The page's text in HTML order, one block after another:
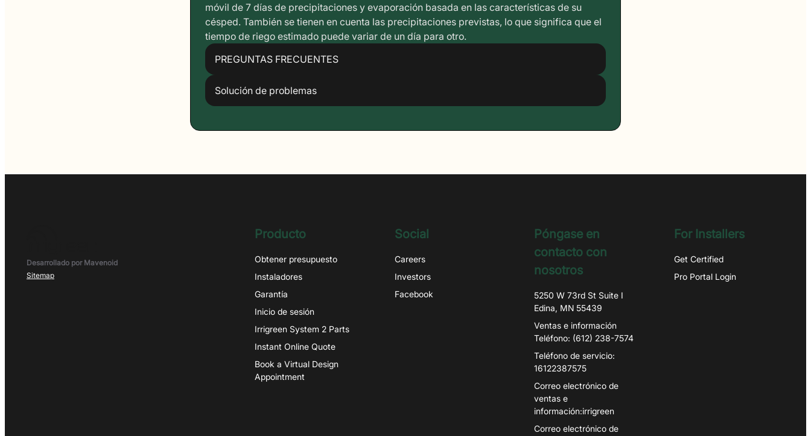
móvil de 7 días de precipitaciones y evaporación basada en las características de su
césped. También se tienen en cuenta las precipitaciones previstas, lo que significa que el
tiempo de riego estimado puede variar de un día para otro.
PREGUNTAS FRECUENTES
Solución de problemas
Desarrollado por Mavenoid
Sitemap
Producto
Obtener presupuesto
Instaladores
Garantía
Inicio de sesión
Irrigreen System 2 Parts
Instant Online Quote
Book a Virtual Design
Appointment
Social
Careers
Investors
Facebook
Póngase en
contacto con
nosotros
5250 W 73rd St Suite I
Edina, MN 55439
Ventas e información
Teléfono: (612) 238-7574
Teléfono de servicio:
16122387575
Correo electrónico de
ventas e
información:irrigreen
Correo electrónico de
For Installers
Get Certified
Pro Portal Login